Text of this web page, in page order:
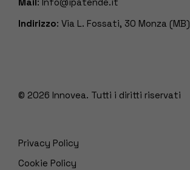
Indirizzo: Via L. Fossati, 30 Monza (MB)
© 2026 Innovea. Tutti i diritti riservati
Privacy Policy
Cookie Policy